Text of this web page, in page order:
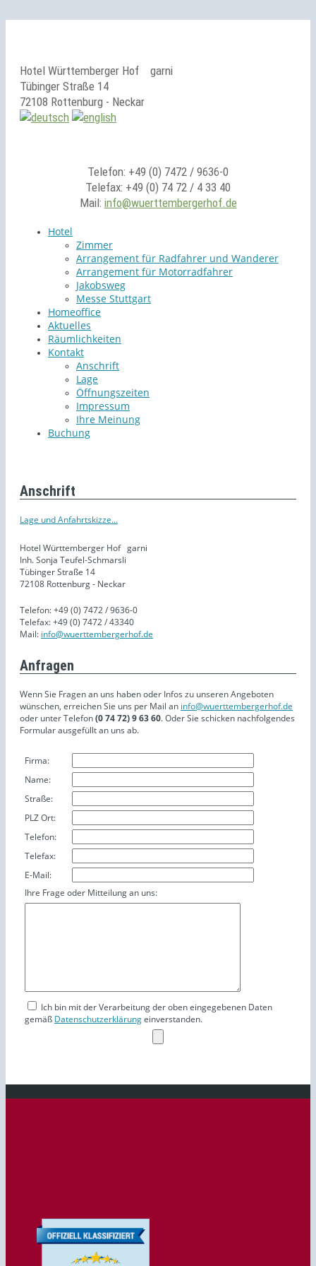
Hotel Württemberger Hof
garni
Tübinger Straße 14
72108 Rottenburg - Neckar
Telefon: +49 (0) 7472 / 9636-0
Telefax: +49 (0) 74 72 / 4 33 40
Mail: info@wuerttembergerhof.de
Hotel
Zimmer
Arrangement für Radfahrer und Wanderer
Arrangement für Motorradfahrer
Jakobsweg
Messe Stuttgart
Homeoffice
Aktuelles
Räumlichkeiten
Kontakt
Anschrift
Lage
Öffnungszeiten
Impressum
Ihre Meinung
Buchung
Anschrift
Lage und Anfahrtskizze...
Hotel Württemberger Hof garni
Inh. Sonja Teufel-Schmarsli
Tübinger Straße 14
72108 Rottenburg - Neckar
Telefon: +49 (0) 7472 / 9636-0
Telefax: +49 (0) 7472 / 43340
Mail: info@wuerttembergerhof.de
Anfragen
Wenn Sie Fragen an uns haben oder Infos zu unseren Angeboten
wünschen, erreichen Sie uns per Mail an info@wuerttembergerhof.de
oder unter Telefon(0 74 72) 9 63 60. Oder Sie schicken nachfolgendes
Formular ausgefüllt an uns ab.
Firma:
Name:
Straße:
PLZ Ort:
Telefon:
Telefax:
E-Mail:
Ihre Frage oder Mitteilung an uns:
Ich bin mit der Verarbeitung der oben eingegebenen Daten
gemäß Datenschutzerklärungeinverstanden.